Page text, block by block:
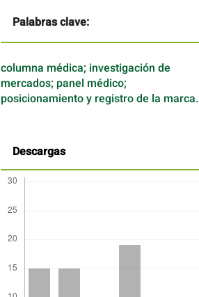
Palabras clave:
columna médica; investigación de
mercados; panel médico;
posicionamiento y registro de la marca.
Descargas